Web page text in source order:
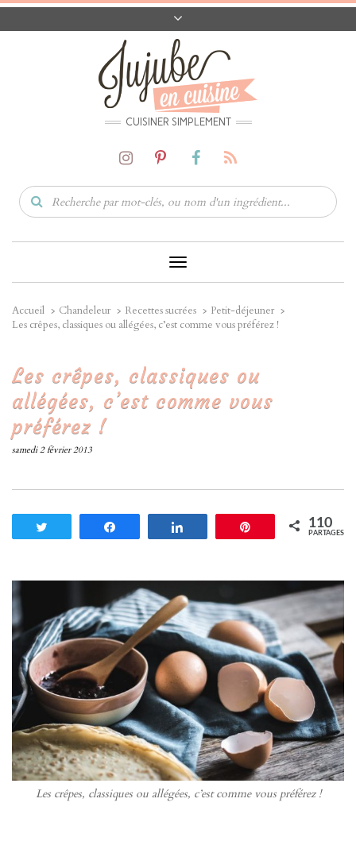
CONTACT
CODES PROMO
MATÉRIEL
CUISINER SIMPLEMENT
Toggle
Navigation
Accueil Chandeleur Recettes sucrées
Petit-déjeuner
Les crêpes, classiques ou allégées, c’est comme vous préférez !
Les crêpes, classiques ou
allégées, c’est comme vous
préférez !
samedi 2 février 2013
Enregistrer110
PARTAGES
Les crêpes, classiques ou allégées, c’est comme vous préférez !